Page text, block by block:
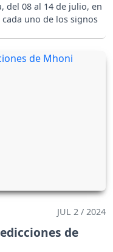
del 08 al 14 de julio, en
uno de los signos
JUL 2 / 2024
de